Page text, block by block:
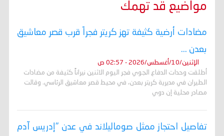
مواضيع قد تهمك
مضادات أرضية كثيفة تهز كريتر فجراً قرب قصر معاشيق
بعدن ...
الإثنين/10/أغسطس/2026 - 02:57 ص
أطلقت وحدات الدفاع الجوي فجر اليوم الاثنين نيراناً كثيفة من مضادات
الطيران في مديرية كريتر بعدن، في محيط قصر معاشيق الرئاسي. وقالت
مصادر محلية إن دوي
تفاصيل احتجاز ممثل صوماليلاند في عدن "إدريس آدم